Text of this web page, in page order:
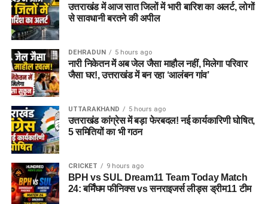
जेल नहीं, रेजिडेंशियल कॉम्प्लेक्स जैसा
होगा माहौल
आलंबन गांव की सबसे खास बात यही होगी कि यहां रहने वाली महिलाओं
और बच्चों को यह महसूस न हो कि वे किसी जेल या बंद संस्थान में रह रहे
हैं। इसके बजाय पूरा परिसर एक रेजिडेंशियल कॉम्प्लेक्स की तरह विकसित
किया जाएगा, जहां सुरक्षा के साथ रहने, पढ़ाई, दैनिक जीवन और सामाजिक
विकास से जुड़ी सुविधाएं उपलब्ध होंगी।
परिसर को आधुनिक सुविधाओं से लैस करने की योजना है। यहां आंगनबाड़ी
केंद्र भी खोले जाएंगे। जरूरत पड़ने पर प्राथमिक विद्यालय की सुविधा भी
उपलब्ध कराई जा सकती है। इस पहल का मकसद सिर्फ महिलाओं और
बच्चों को रहने की जगह देना नहीं, बल्कि उन्हें ऐसा वातावरण उपलब्ध कराना
उत्तराखंड में आज सात जिलों में भारी बारिश का अलर्ट, लोगों
से सावधानी बरतने की अपील
DEHRADUN 5 hours ago
नारी निकेतन में अब जेल जैसा माहौल नहीं, मिलेगा परिवार
जैसा घर!, उत्तराखंड में बन रहा ‘आलंबन गांव’
UTTARAKHAND 5 hours ago
उत्तराखंड कांग्रेस में बड़ा फेरबदल! नई कार्यकारिणी घोषित,
5 समितियों का भी गठन
CRICKET 9 hours ago
BPH vs SUL Dream11 Team Today Match
24: बर्मिंघम फीनिक्स vs सनराइजर्स लीड्स ड्रीम11 टीम